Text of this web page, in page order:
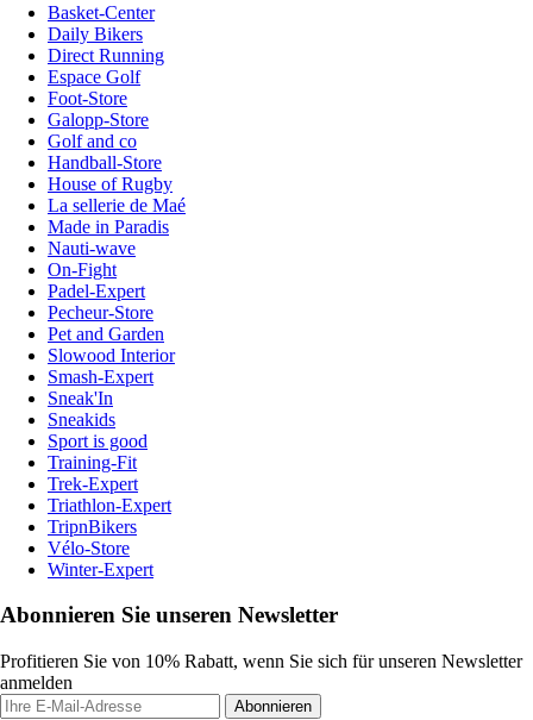
Basket-Center
Daily Bikers
Direct Running
Espace Golf
Foot-Store
Galopp-Store
Golf and co
Handball-Store
House of Rugby
La sellerie de Maé
Made in Paradis
Nauti-wave
On-Fight
Padel-Expert
Pecheur-Store
Pet and Garden
Slowood Interior
Smash-Expert
Sneak'In
Sneakids
Sport is good
Training-Fit
Trek-Expert
Triathlon-Expert
TripnBikers
Vélo-Store
Winter-Expert
Abonnieren Sie unseren Newsletter
Profitieren Sie von 10% Rabatt, wenn Sie sich für unseren Newsletter
anmelden
Abonnieren